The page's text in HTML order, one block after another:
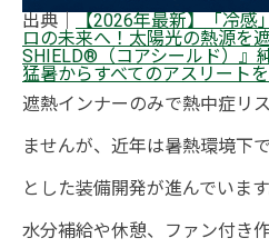
出典｜
【2026年最新】「冷
ロの未来へ！太陽光の熱源を
SHIELD®（コアシールド）』
猛暑からすべてのアスリートを
遮熱インナーのみで熱中症リ
ませんが、近年は暑熱環境下
とした装備開発が進んでいま
水分補給や休憩、ファン付き